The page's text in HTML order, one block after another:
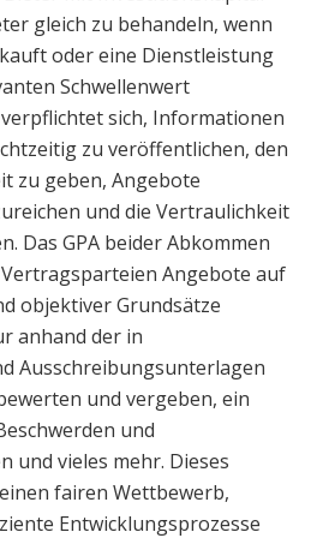
gleich zu behandeln, wenn
oder eine Dienstleistung
Schwellenwert
sich, Informationen
zu veröffentlichen, den
zu geben, Angebote
und die Vertraulichkeit
Das GPA beider Abkommen
Angebote auf
objektiver Grundsätze
anhand der in
Ausschreibungsunterlagen
und vergeben, ein
und
und vieles mehr. Dieses
fairen Wettbewerb,
Entwicklungsprozesse